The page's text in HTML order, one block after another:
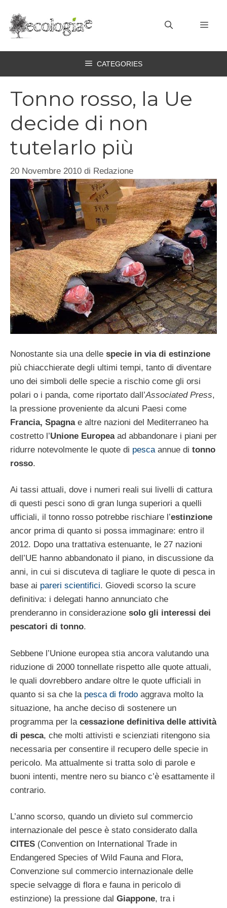
contenuto
CATEGORIES
Tonno rosso, la Ue
decide di non
tutelarlo più
20 Novembre 2010 di Redazione
Nonostante sia una delle specie in via di estinzione
più chiacchierate degli ultimi tempi, tanto di diventare
uno dei simboli delle specie a rischio come gli orsi
polari o i panda, come riportato dall’Associated Press,
la pressione proveniente da alcuni Paesi come
Francia, Spagnae altre nazioni del Mediterraneo ha
costretto l’Unione Europeaad abbandonare i piani per
ridurre notevolmente le quote di pesca annue di tonno
rosso.
Ai tassi attuali, dove i numeri reali sui livelli di cattura
di questi pesci sono di gran lunga superiori a quelli
ufficiali, il tonno rosso potrebbe rischiare l’estinzione
ancor prima di quanto si possa immaginare: entro il
2012. Dopo una trattativa estenuante, le 27 nazioni
dell’UE hanno abbandonato il piano, in discussione da
anni, in cui si discuteva di tagliare le quote di pesca in
base ai pareri scientifici. Giovedi scorso la scure
definitiva: i delegati hanno annunciato che
prenderanno in considerazione solo gli interessi dei
pescatori di tonno.
Sebbene l’Unione europea stia ancora valutando una
riduzione di 2000 tonnellate rispetto alle quote attuali,
le quali dovrebbero andare oltre le quote ufficiali in
quanto si sa che la pesca di frodo aggrava molto la
situazione, ha anche deciso di sostenere un
programma per la cessazione definitiva delle attività
di pesca, che molti attivisti e scienziati ritengono sia
necessaria per consentire il recupero delle specie in
pericolo. Ma attualmente si tratta solo di parole e
buoni intenti, mentre nero su bianco c’è esattamente il
contrario.
L’anno scorso, quando un divieto sul commercio
internazionale del pesce è stato considerato dalla
CITES (Convention on International Trade in
Endangered Species of Wild Fauna and Flora,
Convenzione sul commercio internazionale delle
specie selvagge di flora e fauna in pericolo di
estinzione) la pressione dal Giappone, tra i